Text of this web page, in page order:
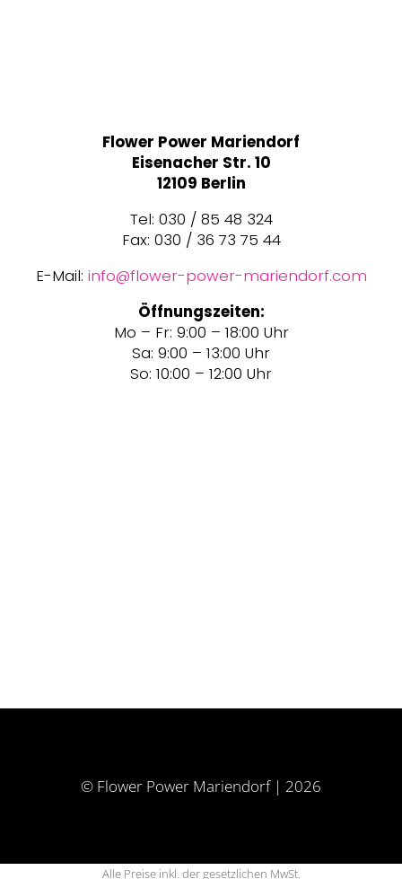
Flower Power Mariendorf
Eisenacher Str. 10
12109 Berlin
Tel: 030 / 85 48 324
Fax: 030 / 36 73 75 44
E-Mail: info@flower-power-mariendorf.com
Öffnungszeiten:
Mo – Fr: 9:00 – 18:00 Uhr
Sa: 9:00 – 13:00 Uhr
So: 10:00 – 12:00 Uhr
© Flower Power Mariendorf | 2026
Alle Preise inkl. der gesetzlichen MwSt.